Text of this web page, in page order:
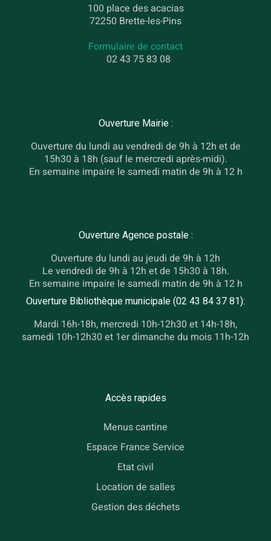
100 place des acacias
72250 Brette-les-Pins
Formulaire de contact
02 43 75 83 08
Ouverture Mairie :
Ouverture du lundi au vendredi de 9h à 12h et de
15h30 à 18h (sauf le mercredi après-midi).
En semaine impaire le samedi matin de 9h à 12 h
Ouverture Agence postale :
Ouverture du lundi au jeudi de 9h à 12h
Le vendredi de 9h à 12h et de 15h30 à 18h.
En semaine impaire le samedi matin de 9h à 12 h
Ouverture Bibliothèque municipale (02 43 84 37 81):
Mardi 16h-18h, mercredi 10h-12h30 et 14h-18h,
samedi 10h-12h30 et 1er dimanche du mois 11h-12h
Accès rapides
Menus cantine
Espace France Service
Etat civil
Location de salles
Gestion des déchets